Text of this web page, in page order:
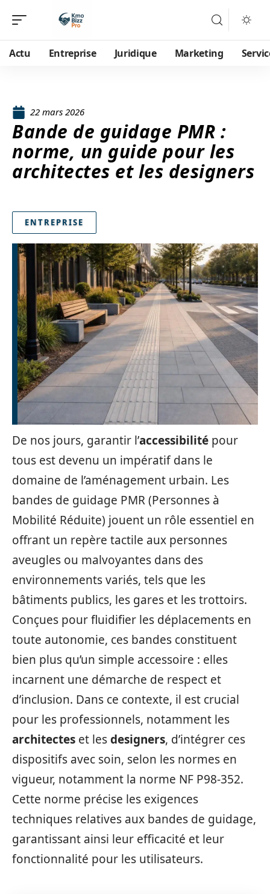
Actu Entreprise Juridique Marketing
22 mars 2026
Bande de guidage PMR :
norme, un guide pour les
architectes et les designers
ENTREPRISE
De nos jours, garantir l’accessibilité pour
tous est devenu un impératif dans le
domaine de l’aménagement urbain. Les
bandes de guidage PMR (Personnes à
Mobilité Réduite) jouent un rôle essentiel en
offrant un repère tactile aux personnes
aveugles ou malvoyantes dans des
environnements variés, tels que les
bâtiments publics, les gares et les trottoirs.
Conçues pour fluidifier les déplacements en
toute autonomie, ces bandes constituent
bien plus qu’un simple accessoire : elles
incarnent une démarche de respect et
d’inclusion. Dans ce contexte, il est crucial
pour les professionnels, notamment les
architectes et lesdesigners, d’intégrer ces
dispositifs avec soin, selon les normes en
vigueur, notamment la norme NF P98-352.
Cette norme précise les exigences
techniques relatives aux bandes de guidage,
garantissant ainsi leur efficacité et leur
fonctionnalité pour les utilisateurs.